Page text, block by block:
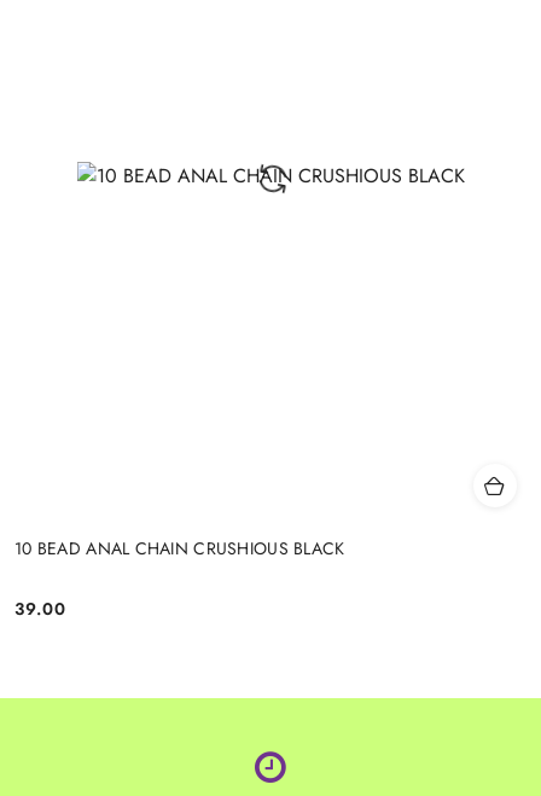
10 BEAD ANAL CHAIN CRUSHIOUS BLACK
Cena:
39.00